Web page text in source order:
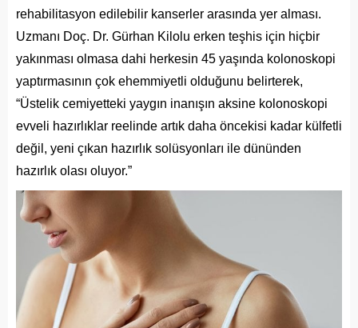
rehabilitasyon edilebilir kanserler arasında yer alması.
Uzmanı Doç. Dr. Gürhan Kilolu erken teşhis için hiçbir
yakınması olmasa dahi herkesin 45 yaşında kolonoskopi
yaptırmasının çok ehemmiyetli olduğunu belirterek,
“Üstelik cemiyetteki yaygın inanışın aksine kolonoskopi
evveli hazırlıklar reelinde artık daha öncekisi kadar külfetli
değil, yeni çıkan hazırlık solüsyonları ile dününden
hazırlık olası oluyor.”